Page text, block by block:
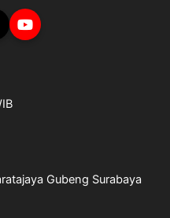
Gubeng Surabaya